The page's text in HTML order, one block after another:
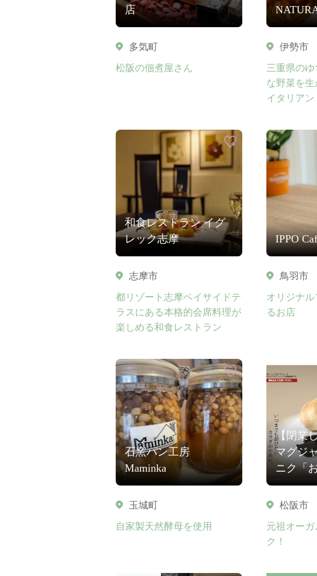
店
多気町
松阪の佃煮屋さん
伊勢市
三重県の
な野菜を
イタリアン
和食レストラン イグ
レック志摩
志摩市
都リゾート志摩ベイサイドテ
ラスにある本格的会席料理が
楽しめる和食レストラン
IPPO
鳥羽市
オリジナル
るお店
石窯パン工房
Maminka
玉城町
自家製天然酵母を使用
【閉業
マグジ
ニク「
松阪市
元祖オー
ク！